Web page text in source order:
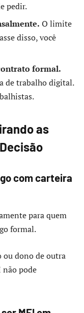
pedir.
O limite
disso, você
formal.
de trabalho digital.
as
com carteira
para quem
formal.
ou dono de outra
não pode